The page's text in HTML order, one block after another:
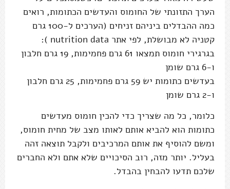
הערך התזונתי של החומוס והעדשים הכתומות, רואים
כמה ההבדלים ביניהם זניחים (הערכים ל-100 גרם
קטניה לא מבושלת, לפי אתר nutrition data ):
בגרגירי חומוס תמצאו 61 גרם פחמימות, 19 גרם חלבון
ו-6 גרם שומן
בעדשים כתומות יש 59 גרם פחמימות, 25 גרם חלבון
ו-2 גרם שומן
כלומר, כל מה שצריך כדי להכין חומוס מעדשים
כתומות הוא להביא אותם לאותו מצב של מחית חומוס,
ומשם להוסיף את אותם המרכיבים ולקבל תוצאה זהה
בעליל. יותר מזה, רוב הסיכויים שלא אתם ולא החברים
שלכם תדעו להבחין בהבדל.